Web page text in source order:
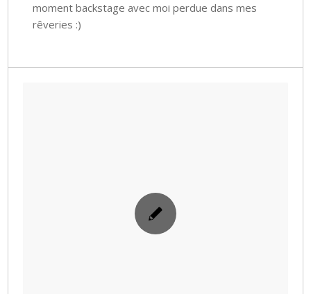
moment backstage avec moi perdue dans mes
rêveries :)